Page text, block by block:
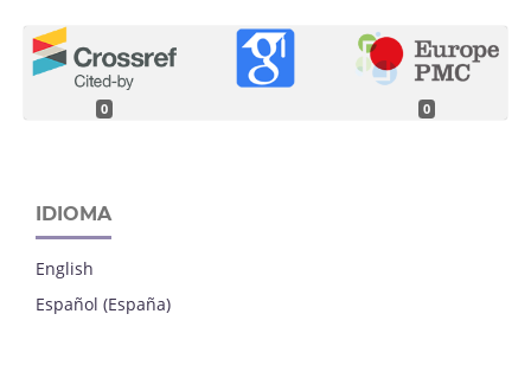
0 0
IDIOMA
English
Español (España)